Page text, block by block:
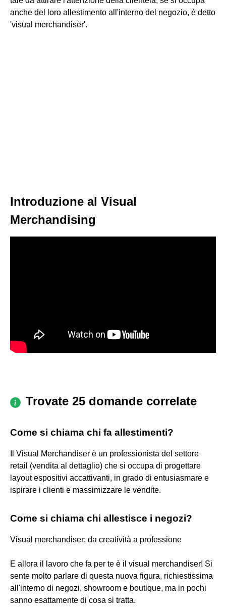
anche del loro allestimento all'interno del negozio, è detto
'visual merchandiser'.
Introduzione al Visual
Merchandising
Trovate 25 domande correlate
Come si chiama chi fa allestimenti?
Il Visual Merchandiser è un professionista del settore
retail (vendita al dettaglio) che si occupa di progettare
layout espositivi accattivanti, in grado di entusiasmare e
ispirare i clienti e massimizzare le vendite.
Come si chiama chi allestisce i negozi?
Visual merchandiser: da creatività a professione
E allora il lavoro che fa per te è il visual merchandiser! Si
sente molto parlare di questa nuova figura, richiestissima
all'interno di negozi, showroom e boutique, ma in pochi
sanno esattamente di cosa si tratta.